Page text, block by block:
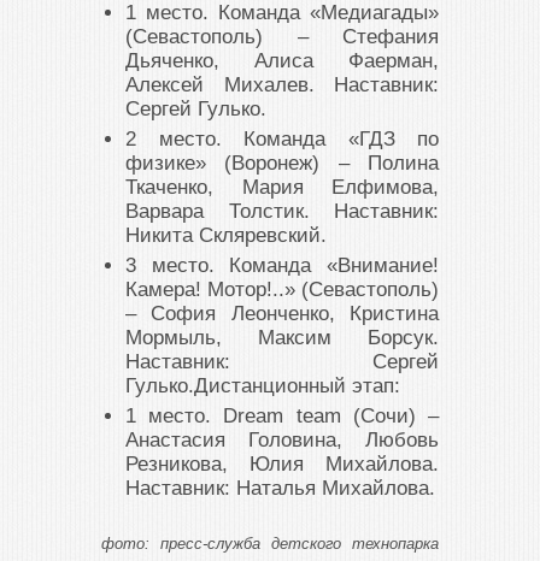
1 место. Команда «Медиагады»
(Севастополь) – Стефания
Дьяченко, Алиса Фаерман,
Алексей Михалев. Наставник:
Сергей Гулько.
2 место. Команда «ГДЗ по
физике» (Воронеж) – Полина
Ткаченко, Мария Елфимова,
Варвара Толстик. Наставник:
Никита Скляревский.
3 место. Команда «Внимание!
Камера! Мотор!..» (Севастополь)
– София Леонченко, Кристина
Мормыль, Максим Борсук.
Наставник: Сергей
Гулько.Дистанционный этап:
1 место. Dream team (Сочи) –
Анастасия Головина, Любовь
Резникова, Юлия Михайлова.
Наставник: Наталья Михайлова.
фото: пресс-служба детского технопарка